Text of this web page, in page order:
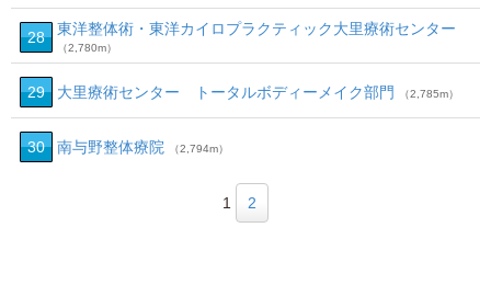
28 東洋整体術・東洋カイロプラクティック大里療術センター
（2,780m）
29 大里療術センター トータルボディーメイク部門 （2,785m）
30 南与野整体療院 （2,794m）
1 2